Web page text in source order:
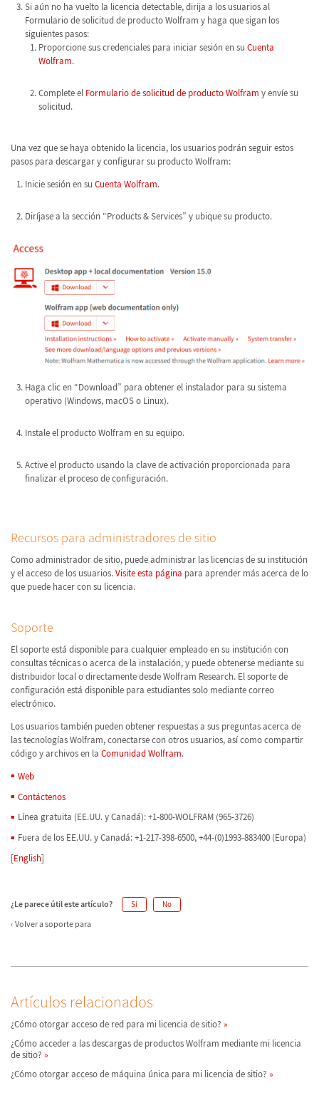
Si aún no ha vuelto la licencia detectable, dirija a los usuarios al
Formulario de solicitud de producto Wolfram y haga que sigan los
siguientes pasos:
Proporcione sus credenciales para iniciar sesión en su Cuenta
Wolfram.
Complete el Formulario de solicitud de producto Wolfram y envíe su
solicitud.
Una vez que se haya obtenido la licencia, los usuarios podrán seguir estos
pasos para descargar y configurar su producto Wolfram:
Inicie sesión en su Cuenta Wolfram.
Diríjase a la sección “Products & Services” y ubique su producto.
Haga clic en “Download” para obtener el instalador para su sistema
operativo (Windows, macOS o Linux).
Instale el producto Wolfram en su equipo.
Active el producto usando la clave de activación proporcionada para
finalizar el proceso de configuración.
Recursos para administradores de sitio
Como administrador de sitio, puede administrar las licencias de su institución
y el acceso de los usuarios.Visite esta página para aprender más acerca de lo
que puede hacer con su licencia.
Soporte
El soporte está disponible para cualquier empleado en su institución con
consultas técnicas o acerca de la instalación, y puede obtenerse mediante su
distribuidor local o directamente desde Wolfram Research. El soporte de
configuración está disponible para estudiantes solo mediante correo
electrónico.
Los usuarios también pueden obtener respuestas a sus preguntas acerca de
las tecnologías Wolfram, conectarse con otros usuarios, así como compartir
código y archivos en la Comunidad Wolfram.
Web
Contáctenos
Línea gratuita (EE.UU. y Canadá): +1-800-WOLFRAM (965-3726)
Fuera de los EE.UU. y Canadá: +1-217-398-6500, +44-(0)1993-883400 (Europa)
[English]
¿Le parece útil este artículo? Sí No
Volver a soporte para
Artículos relacionados
¿Cómo otorgar acceso de red para mi licencia de sitio?
¿Cómo acceder a las descargas de productos Wolfram mediante mi licencia
de sitio?
¿Cómo otorgar acceso de máquina única para mi licencia de sitio?